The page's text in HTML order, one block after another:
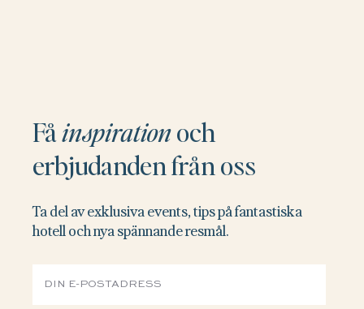
Fåinspirationoch
erbjudanden från oss
Ta del av exklusiva events, tips på fantastiska
hotell och nya spännande resmål.